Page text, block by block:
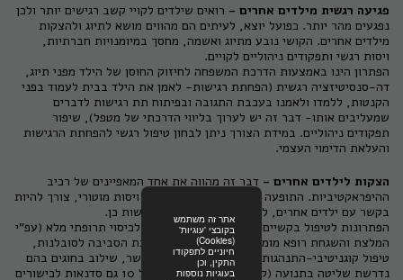
אתר זה משתמש
בקובצי 'עוגיות'
(Cookies)
חיוניים לתפקודו
התקין, וכן
בעוגיות נוספות
פגיעה רגשית מילדים אחרים - רואים שילדים לקויי קשב רגישים יותר ולכן
נפגעים מהר יותר. כפועל יוצא, לעיתים הם מהווים מושא לתיוג ולהצקות
מילדים אחרים. הקושי נובע מתיוג ואשמה, מחסך במיומנויות חברתיות,
ויסות רגשי ותפקודים ניהוליים לקויים.
הפתרון הינו באמצעות הדרכת המשפחה לחיזוק החוסן של הילד מפני תיוג,
דה-סנסיטיזציה רגשית (הפחתת רגישות- לאמן את הילד בבית לעמוד בפני
הקנטות, ללמדו ולאמנו בעכבת התגובה ובפיתוח תת רגישות לדברים
שמעליבים אותו- דבר זה יש לערוך בליווי הדרכתי של מטפל), שיפור
תפקודים ניהוליים. במידת הצורך ניתן לבחון טיפול רגשי להפחתת הרגישות
והעלאת הדימוי העצמי.
הצקות לילדים אחרים - דבר זה מהווה את אחד המאפיינים של רכיב
ההיפראקטיביות. התופעה קשורה בויסות תחושתי, ויסות מוטורי, צורך להיות
בקשר עם ילדים אחרים, ללא הכלים המתאימים לעשות כן.
הפתרונות לטיפול בקשיים אלו הוא מעבר להמלצה לכיסוי תרופתי מלא (עפ"י
המלצת והשגחת רופא מומחה), הדרכת הילד, הדרכת הסביבה לסובלנות,
טיפול קוגניטיבי-התנהגותי ובו מתן כלים ליצירת קשר, שילוב בחוגים בהם
נדרשת שליטה בתנועה (קראטה, קפוארה... ) ומגיל 10 גם סדנאות לכישורים